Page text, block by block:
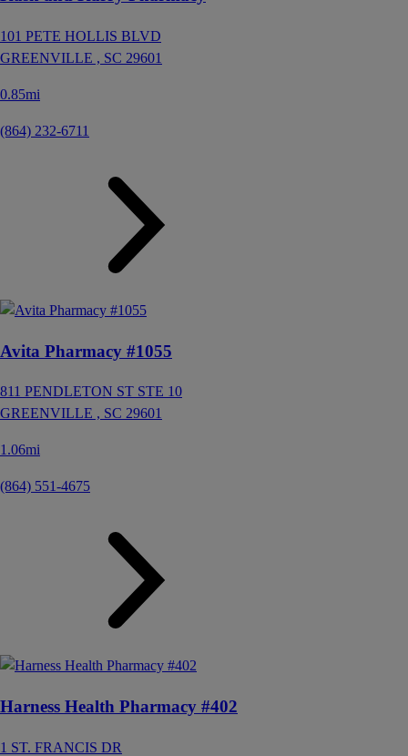
101 PETE HOLLIS BLVD
GREENVILLE , SC 29601
0.85mi
(864) 232-6711
Avita Pharmacy #1055
811 PENDLETON ST STE 10
GREENVILLE , SC 29601
1.06mi
(864) 551-4675
Harness Health Pharmacy #402
1 ST. FRANCIS DR